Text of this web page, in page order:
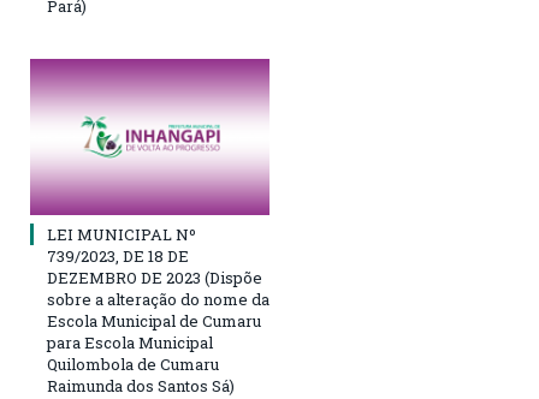
Pará)
LEI MUNICIPAL Nº
739/2023, DE 18 DE
DEZEMBRO DE 2023 (Dispõe
sobre a alteração do nome da
Escola Municipal de Cumaru
para Escola Municipal
Quilombola de Cumaru
Raimunda dos Santos Sá)